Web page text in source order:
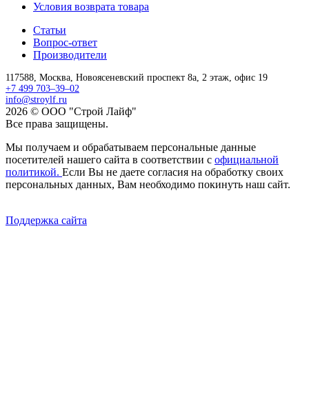
Условия возврата товара
Статьи
Вопрос-ответ
Производители
117588, Москва, Новоясеневский проспект 8а, 2 этаж, офис 19
+7 499 703–39–02
info@stroylf.ru
2026 © ООО "Строй Лайф"
Все права защищены.
Мы получаем и обрабатываем персональные данные
посетителей нашего сайта в соответствии с официальной
политикой. Если Вы не даете согласия на обработку своих
персональных данных, Вам необходимо покинуть наш сайт.
Поддержка сайта